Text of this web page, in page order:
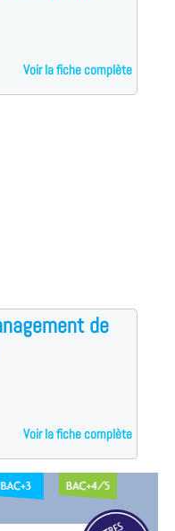
Voir la fiche complète
de
Voir la fiche complète